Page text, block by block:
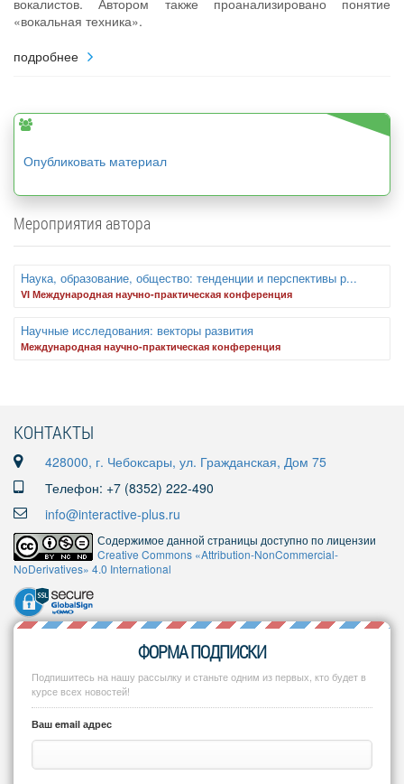
вокалистов. Автором также проанализировано понятие
«вокальная техника».
подробнее
Опубликовать материал
Мероприятия автора
Наука, образование, общество: тенденции и перспективы р...
VI Международная научно-практическая конференция
Научные исследования: векторы развития
Международная научно-практическая конференция
КОНТАКТЫ
428000, г. Чебоксары, ул. Гражданская, Дом 75
Телефон: +7 (8352) 222-490
info@interactive-plus.ru
Содержимое данной страницы доступно по лицензии
Creative Commons «Attribution-NonCommercial-
NoDerivatives» 4.0 International
ФОРМА ПОДПИСКИ
Подпишитесь на нашу рассылку и станьте одним из первых, кто будет в
курсе всех новостей!
Ваш email адрес